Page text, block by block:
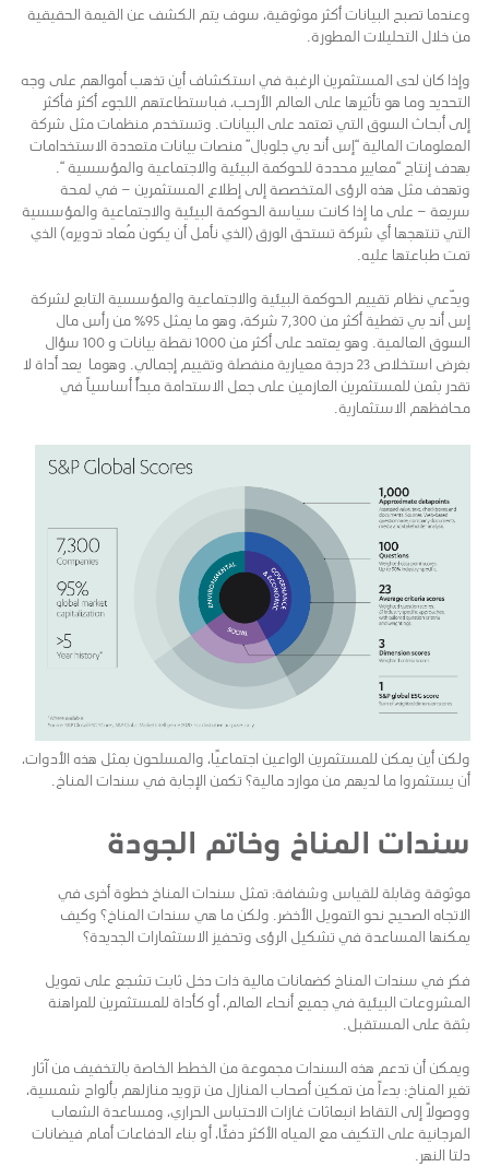
وعندما تصبح البيانات أكثر موثوقية، سوف يتم الكشف عن القيمة الحقيقية
من خلال التحليلات المطورة.
وإذا كان لدى المستثمرين الرغبة في استكشاف أين تذهب أموالهم على وجه
التحديد وما هو تأثيرها على العالم الأرحب، فباستطاعتهم اللجوء أكثر فأكثر
إلى أبحاث السوق التي تعتمد على البيانات. وتستخدم منظمات مثل شركة
المعلومات المالية “إس أند بي جلوبال” منصات بيانات متعددة الاستخدامات
بهدف إنتاج “معايير محددة للحوكمة البيئية والاجتماعية والمؤسسية “.
وتهدف مثل هذه الرؤى المتخصصة إلى إطلاع المستثمرين – في لمحة
سريعة – على ما إذا كانت سياسة الحوكمة البيئية والاجتماعية والمؤسسية
التي تنتهجها أي شركة تستحق الورق (الذي نأمل أن يكون مُعاد تدويره) الذي
تمت طباعتها عليه.
ويدّعي نظام تقييم الحوكمة البيئية والاجتماعية والمؤسسية التابع لشركة
إس أند بي تغطية أكثر من 7,300 شركة، وهو ما يمثل 95٪ من رأس مال
السوق العالمية. وهو يعتمد على أكثر من 1000 نقطة بيانات و 100 سؤال
بغرض استخلاص 23 درجة معيارية منفصلة وتقييم إجمالي. وهوما يعد أداة لا
تقدر بثمن للمستثمرين العازمين على جعل الاستدامة مبدأً أساسياً في
محافظهم الاستثمارية.
ولكن أين يمكن للمستثمرين الواعين اجتماعيًا، والمسلحون بمثل هذه الأدوات،
أن يستثمروا ما لديهم من موارد مالية؟ تكمن الإجابة في سندات المناخ.
سندات المناخ وخاتم الجودة
موثوقة وقابلة للقياس وشفافة: تمثل سندات المناخ خطوة أخرى في
الاتجاه الصحيح نحو التمويل الأخضر. ولكن ما هي سندات المناخ؟ وكيف
يمكنها المساعدة في تشكيل الرؤى وتحفيز الاستثمارات الجديدة؟
فكر في سندات المناخ كضمانات مالية ذات دخل ثابت تشجع على تمويل
المشروعات البيئية في جميع أنحاء العالم، أو كأداة للمستثمرين للمراهنة
بثقة على المستقبل.
ويمكن أن تدعم هذه السندات مجموعة من الخطط الخاصة بالتخفيف من آثار
تغير المناخ: بدءاً من تمكين أصحاب المنازل من تزويد منازلهم بألواح شمسية،
ووصولًا إلى التقاط انبعاثات غازات الاحتباس الحراري، ومساعدة الشعاب
المرجانية على التكيف مع المياه الأكثر دفئًا، أو بناء الدفاعات أمام فيضانات
دلتا النهر.